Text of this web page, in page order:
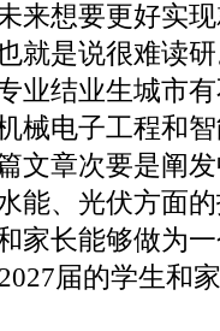
想要更好实现
就是说很难读
业结业生城市
械电子工程和
文章次要是阐
能、光伏方面
家长能够做为
届的学生和